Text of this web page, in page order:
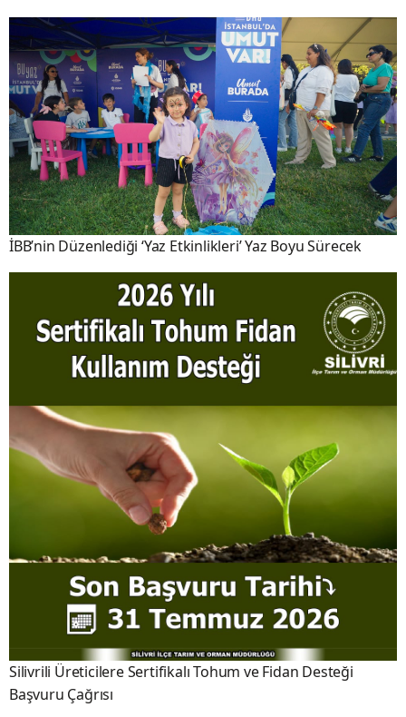
İBB’nin Düzenlediği ‘Yaz Etkinlikleri’ Yaz Boyu Sürecek
Silivrili Üreticilere Sertifikalı Tohum ve Fidan Desteği
Başvuru Çağrısı